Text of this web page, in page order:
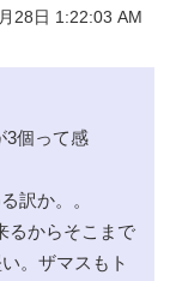
28日 1:22:03 AM
3個って感
訳か。。
るからそこまで
。ザマスもト